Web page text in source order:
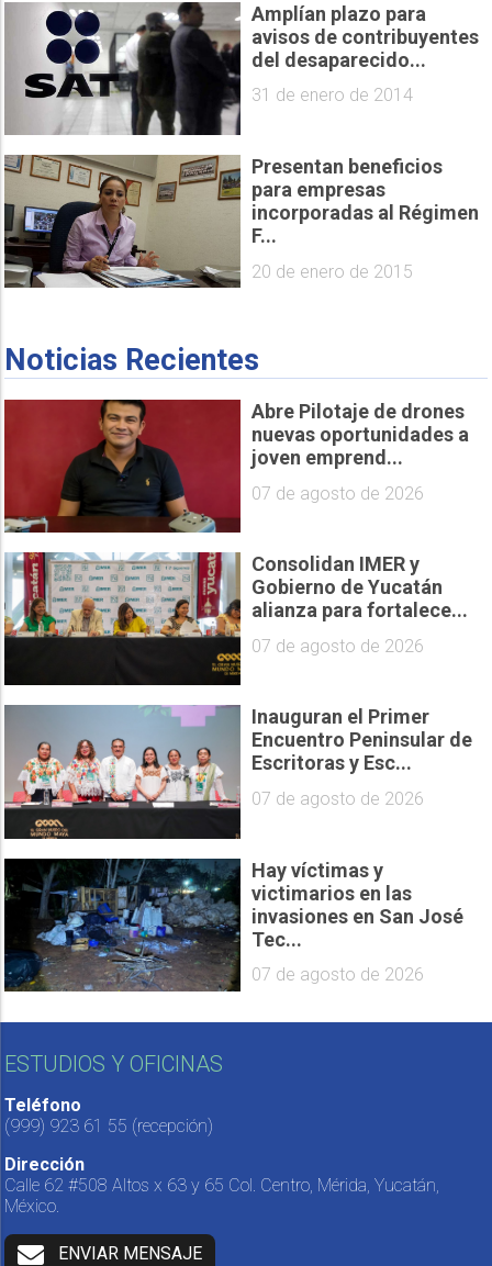
Amplían plazo para
avisos de contribuyentes
del desaparecido...
31 de enero de 2014
Presentan beneficios
para empresas
incorporadas al Régimen
F...
20 de enero de 2015
Noticias Recientes
Abre Pilotaje de drones
nuevas oportunidades a
joven emprend...
07 de agosto de 2026
Consolidan IMER y
Gobierno de Yucatán
alianza para fortalece...
07 de agosto de 2026
Inauguran el Primer
Encuentro Peninsular de
Escritoras y Esc...
07 de agosto de 2026
Hay víctimas y
victimarios en las
invasiones en San José
Tec...
07 de agosto de 2026
ESTUDIOS Y OFICINAS
Teléfono
(999) 923 61 55 (recepción)
Dirección
Calle 62 #508 Altos x 63 y 65 Col. Centro, Mérida, Yucatán,
México.
ENVIAR MENSAJE